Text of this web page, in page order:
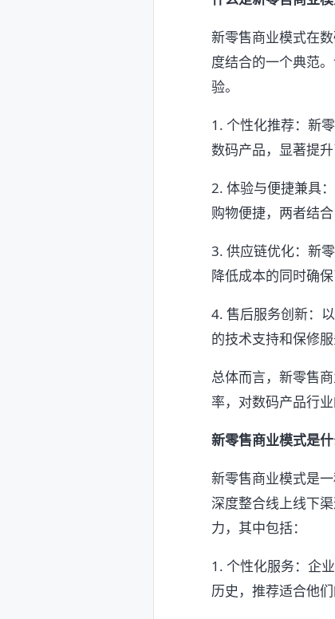
新零售商业模式在
度结合的一个典范
验。
1. 个性化推荐：新
数码产品，显著提升
2. 体验与便捷兼具
购物便捷，两者结
3. 供应链优化：新
降低成本的同时确
4. 售后服务创新：
的技术支持和保修服
总体而言，新零售
率，对数码产品行
新零售商业模式是
新零售商业模式是
深度整合线上线下
力，其中包括：
1. 个性化服务：企
历史，推荐适合他